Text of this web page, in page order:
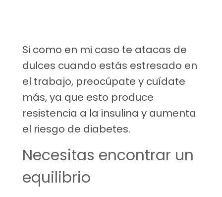
Si como en mi caso te atacas de
dulces cuando estás estresado en
el trabajo, preocúpate y cuídate
más, ya que esto produce
resistencia a la insulina y aumenta
el riesgo de diabetes.
Necesitas encontrar un
equilibrio